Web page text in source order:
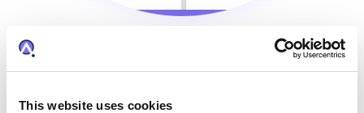
This website uses cookies
AcclaimIP Search & Analytics